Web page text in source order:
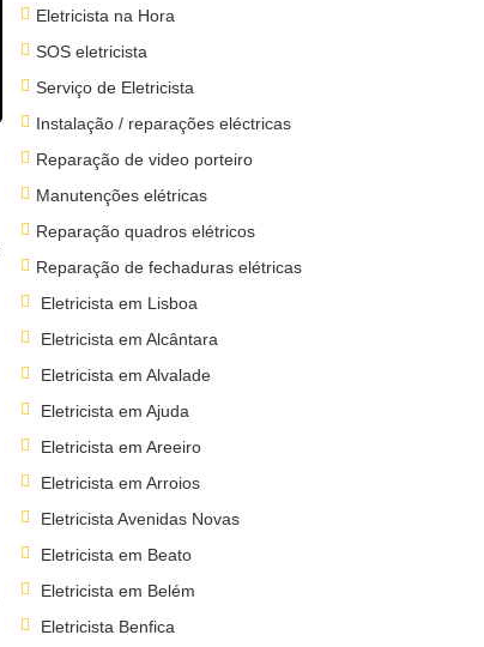
Eletricista na Hora
SOS eletricista
Serviço de Eletricista
Instalação / reparações eléctricas
Reparação de video porteiro
Manutenções elétricas
Reparação quadros elétricos
Reparação de fechaduras elétricas
Eletricista em Lisboa
Eletricista em Alcântara
Eletricista em Alvalade
Eletricista em Ajuda
Eletricista em Areeiro
Eletricista em Arroios
Eletricista Avenidas Novas
Eletricista em Beato
Eletricista em Belém
Eletricista Benfica